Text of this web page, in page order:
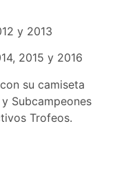
y 2013
2015 y 2016
su camiseta
Subcampeones
Trofeos.